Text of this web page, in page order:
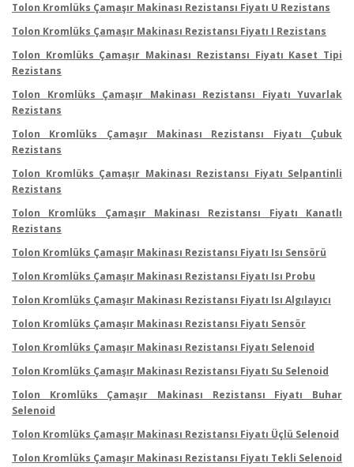
Tolon Kromlüks Çamaşır Makinası Rezistansı Fiyatı U Rezistans
Tolon Kromlüks Çamaşır Makinası Rezistansı Fiyatı I Rezistans
Tolon Kromlüks Çamaşır Makinası Rezistansı Fiyatı Kaset Tipi
Rezistans
Tolon Kromlüks Çamaşır Makinası Rezistansı Fiyatı Yuvarlak
Rezistans
Tolon Kromlüks Çamaşır Makinası Rezistansı Fiyatı Çubuk
Rezistans
Tolon Kromlüks Çamaşır Makinası Rezistansı Fiyatı Selpantinli
Rezistans
Tolon Kromlüks Çamaşır Makinası Rezistansı Fiyatı Kanatlı
Rezistans
Tolon Kromlüks Çamaşır Makinası Rezistansı Fiyatı Isı Sensörü
Tolon Kromlüks Çamaşır Makinası Rezistansı Fiyatı Isı Probu
Tolon Kromlüks Çamaşır Makinası Rezistansı Fiyatı Isı Algılayıcı
Tolon Kromlüks Çamaşır Makinası Rezistansı Fiyatı Sensör
Tolon Kromlüks Çamaşır Makinası Rezistansı Fiyatı Selenoid
Tolon Kromlüks Çamaşır Makinası Rezistansı Fiyatı Su Selenoid
Tolon Kromlüks Çamaşır Makinası Rezistansı Fiyatı Buhar
Selenoid
Tolon Kromlüks Çamaşır Makinası Rezistansı Fiyatı Üçlü Selenoid
Tolon Kromlüks Çamaşır Makinası Rezistansı Fiyatı Tekli Selenoid